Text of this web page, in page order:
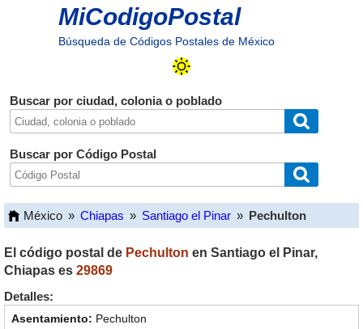
MiCodigoPostal
Búsqueda de Códigos Postales de México
Buscar por ciudad, colonia o poblado
Buscar por Código Postal
México » Chiapas » Santiago el Pinar » Pechulton
El código postal de Pechulton en Santiago el Pinar,
Chiapas es 29869
Detalles:
Pechulton